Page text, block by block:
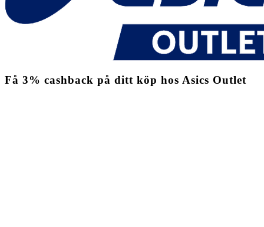
Få 3% cashback på ditt köp hos Asics Outlet